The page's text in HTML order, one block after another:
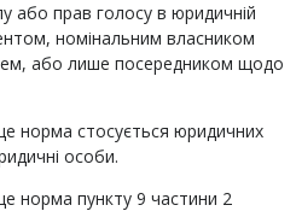
або прав голосу в юридичній
номінальним власником
або лише посередником щодо
норма стосується юридичних
особи.
норма пункту 9 частини 2